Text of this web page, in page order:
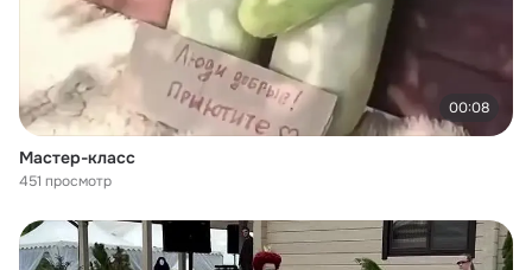
00:08
Мастер-класс
451 просмотр